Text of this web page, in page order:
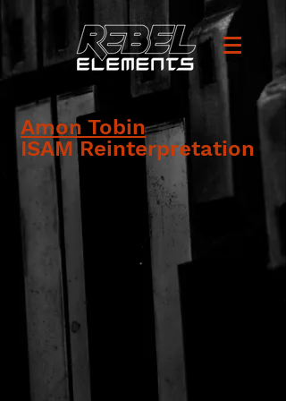
Amon Tobin
ISAM Reinterpretation